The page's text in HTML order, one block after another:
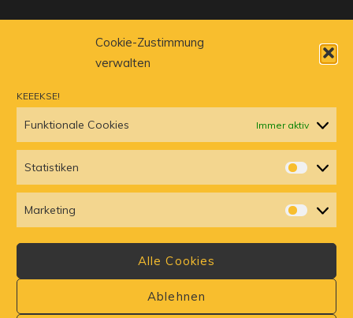
Cookie-Zustimmung
verwalten
KEEEKSE!
Funktionale Cookies Immer aktiv
Statistiken
Marketing
Alle Cookies
Ablehnen
LEAVE A COMMENT